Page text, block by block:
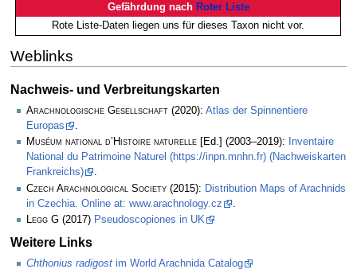
Gefährdung nach Roter Liste
Rote Liste-Daten liegen uns für dieses Taxon nicht vor.
Weblinks
Nachweis- und Verbreitungskarten
Arachnologische Gesellschaft (2020): Atlas der Spinnentiere
Europas
.
Muséum national d’Histoire naturelle [Ed.] (2003–2019):
Inventaire
National du Patrimoine Naturel (https://inpn.mnhn.fr) (Nachweiskarten
Frankreichs)
.
Czech Arachnological Society (2015): Distribution Maps of Arachnids
in Czechia. Online at: www.arachnology.cz
Legg G (2017) Pseudoscopiones in UK
Weitere Links
Chthonius radigost im World Arachnida Catalog